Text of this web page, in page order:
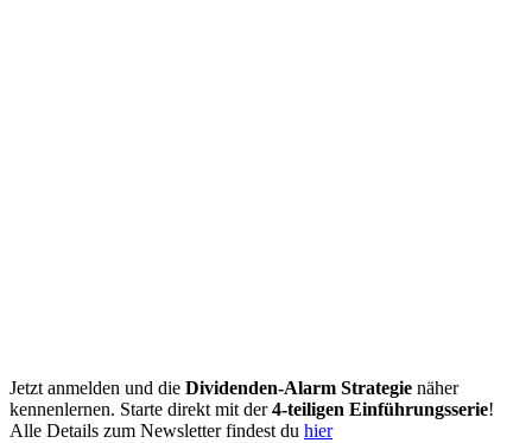
Jetzt anmelden und die Dividenden-Alarm Strategie näher
kennenlernen. Starte direkt mit der4-teiligen Einführungsserie!
Alle Details zum Newsletter findest du hier